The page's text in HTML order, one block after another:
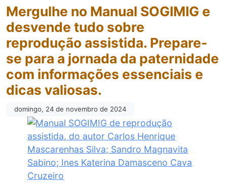
Mergulhe no Manual SOGIMIG e
desvende tudo sobre
reprodução assistida. Prepare-
se para a jornada da paternidade
com informações essenciais e
dicas valiosas.
domingo, 24 de novembro de 2024